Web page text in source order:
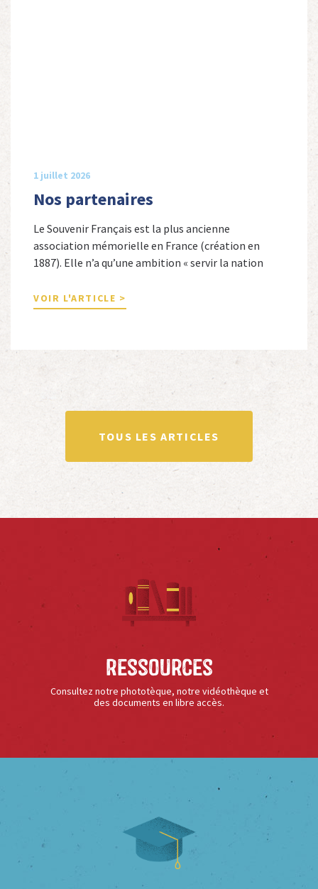
1 juillet 2026
Nos partenaires
Le Souvenir Français est la plus ancienne
association mémorielle en France (création en
1887). Elle n’a qu’une ambition « servir la nation
nationale de la France. Afin d’atteindre cet objectif,
Le Souvenir Français entretient des liens amicaux
totalité ou partiellement afin de faire vivre […]
VOIR L'ARTICLE >
TOUS LES ARTICLES
Ressources
Consultez notre phototèque, notre vidéothèque et
des documents en libre accès.